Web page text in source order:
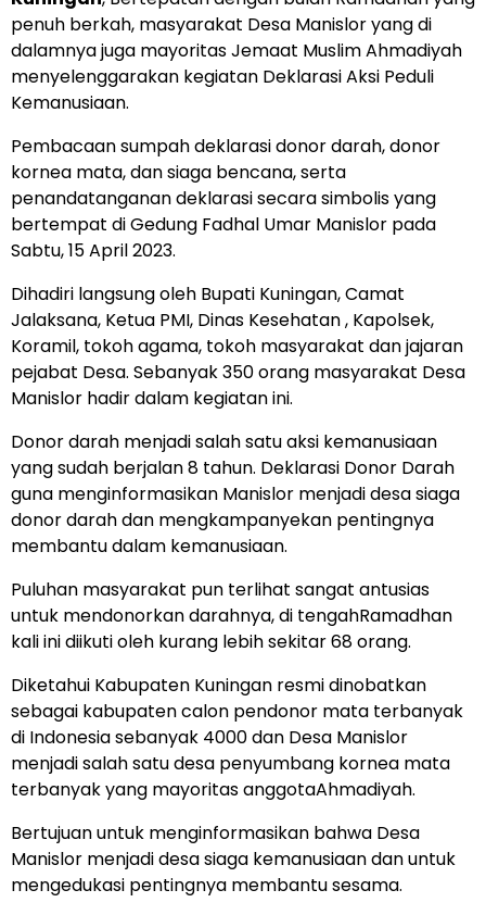
penuh berkah, masyarakat Desa Manislor yang di
dalamnya juga mayoritas Jemaat Muslim Ahmadiyah
menyelenggarakan kegiatan Deklarasi Aksi Peduli
Kemanusiaan.
Pembacaan sumpah deklarasi donor darah, donor
kornea mata, dan siaga bencana, serta
penandatanganan deklarasi secara simbolis yang
bertempat di Gedung Fadhal Umar Manislor pada
Sabtu, 15 April 2023.
Dihadiri langsung oleh Bupati Kuningan, Camat
Jalaksana, Ketua PMI, Dinas Kesehatan , Kapolsek,
Koramil, tokoh agama, tokoh masyarakat dan jajaran
pejabat Desa. Sebanyak 350 orang masyarakat Desa
Manislor hadir dalam kegiatan ini.
Donor darah menjadi salah satu aksi kemanusiaan
yang sudah berjalan 8 tahun. Deklarasi Donor Darah
guna menginformasikan Manislor menjadi desa siaga
donor darah dan mengkampanyekan pentingnya
membantu dalam kemanusiaan.
Puluhan masyarakat pun terlihat sangat antusias
untuk mendonorkan darahnya, di tengahRamadhan
kali ini diikuti oleh kurang lebih sekitar 68 orang.
Diketahui Kabupaten Kuningan resmi dinobatkan
sebagai kabupaten calon pendonor mata terbanyak
di Indonesia sebanyak 4000 dan Desa Manislor
menjadi salah satu desa penyumbang kornea mata
terbanyak yang mayoritas anggotaAhmadiyah.
Bertujuan untuk menginformasikan bahwa Desa
Manislor menjadi desa siaga kemanusiaan dan untuk
mengedukasi pentingnya membantu sesama.